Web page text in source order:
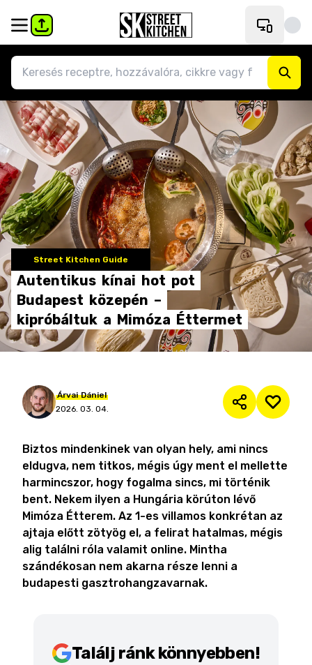
Street Kitchen Guide
Autentikus kínai hot pot
Budapest közepén –
kipróbáltuk a Mimóza Éttermet
Árvai Dániel
2026. 03. 04.
Biztos mindenkinek van olyan hely, ami nincs
eldugva, nem titkos, mégis úgy ment el mellette
harmincszor, hogy fogalma sincs, mi történik
bent. Nekem ilyen a Hungária körúton lévő
Mimóza Étterem. Az 1-es villamos konkrétan az
ajtaja előtt zötyög el, a felirat hatalmas, mégis
alig találni róla valamit online. Mintha
szándékosan nem akarna része lenni a
budapesti gasztrohangzavarnak.
Találj ránk könnyebben!